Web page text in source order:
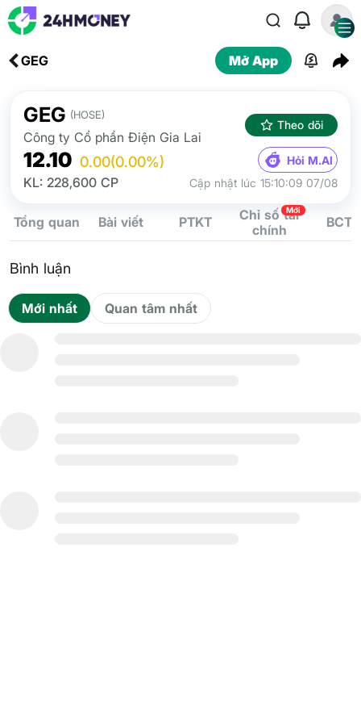
GEG Mở App
GEG (HOSE)
Công ty Cổ phần Điện Gia Lai
Theo dõi
12.10 0.00(0.00%) Hỏi M.AI
KL: 228,600 CP Cập nhật lúc 15:10:09 07/08
Tổng quan Bài viết PTKT
Chỉ số tài
chính
Mới
BCTC
Bình luận
Quan tâm nhất
Mới nhất